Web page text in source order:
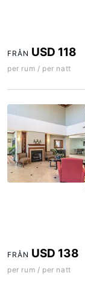
FRÅN USD 118
per rum / per natt
FRÅN USD 138
per rum / per natt